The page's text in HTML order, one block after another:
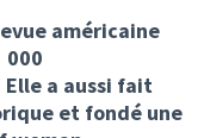
américaine
000
a aussi fait
et fondé une